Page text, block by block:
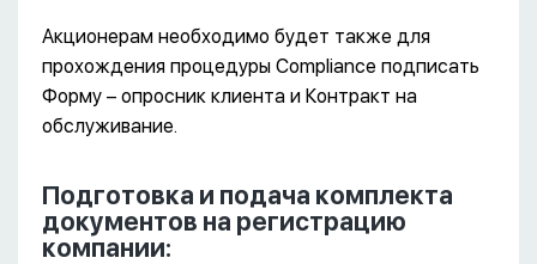
Акционерам необходимо будет также для
прохождения процедуры Compliance подписать
Форму – опросник клиента и Контракт на
обслуживание.
Подготовка и подача комплекта
документов на регистрацию
компании: